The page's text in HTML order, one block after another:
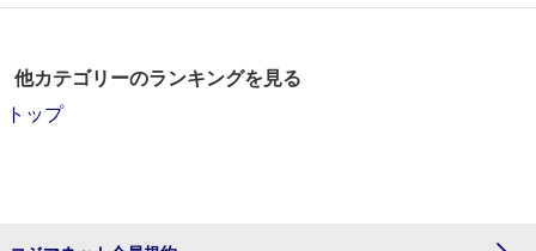
他カテゴリーのランキングを見る
トップ